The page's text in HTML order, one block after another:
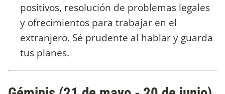
positivos, resolución de problemas legales
y ofrecimientos para trabajar en el
extranjero. Sé prudente al hablar y guarda
tus planes.